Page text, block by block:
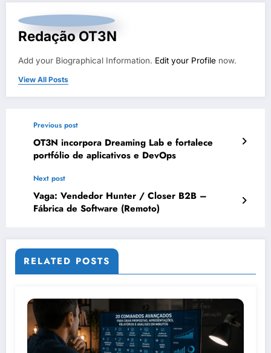
Redação OT3N
Add your Biographical Information. Edit your Profile now.
View All Posts
Previous post
OT3N incorpora Dreaming Lab e fortalece
portfólio de aplicativos e DevOps
Next post
Vaga: Vendedor Hunter / Closer B2B –
Fábrica de Software (Remoto)
RELATED POSTS